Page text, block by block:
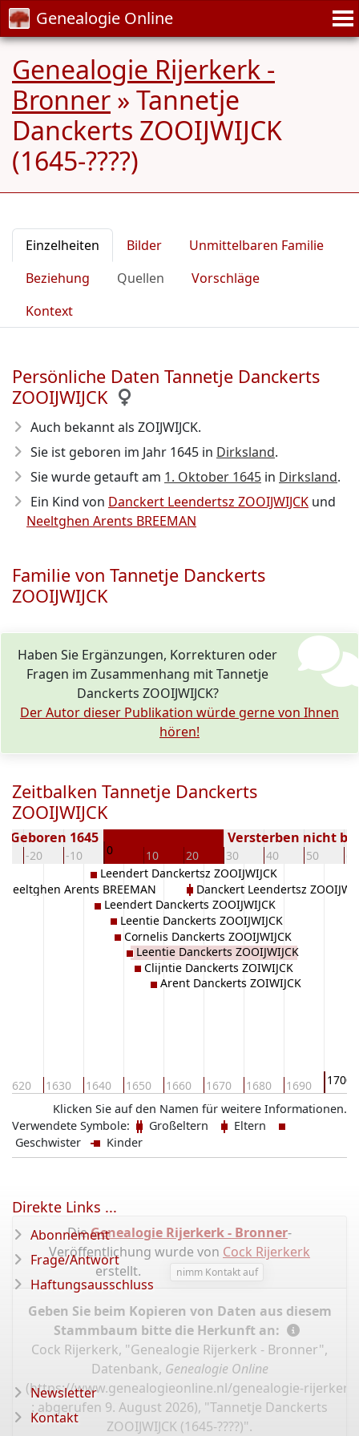
Genealogie Online
Genealogie Rijerkerk -
Bronner » Tannetje
Danckerts ZOOIJWIJCK
(1645-????)
Einzelheiten Bilder
Unmittelbaren Familie
Beziehung
Quellen
Vorschläge
Kontext
Persönliche Daten Tannetje Danckerts
ZOOIJWIJCK
Auch bekannt als ZOIJWIJCK.
Sie ist geboren im Jahr 1645 in Dirksland.
Sie wurde getauft am 1. Oktober 1645 in Dirksland.
Ein Kind von Danckert Leendertsz ZOOIJWIJCK und
Neeltghen Arents BREEMAN
Familie von Tannetje Danckerts
ZOOIJWIJCK
Haben Sie Ergänzungen, Korrekturen oder
Fragen im Zusammenhang mit Tannetje
Danckerts ZOOIJWIJCK?
Der Autor dieser Publikation würde gerne von Ihnen
hören!
Zeitbalken Tannetje Danckerts
ZOOIJWIJCK
-20 -10 0 10 20 30 40 50
Geboren 1645 Versterben nicht
1620 1630 1640 1650 1660 1670 1680 1690 1700
Neeltghen Arents BREEMAN
Leendert Danckertsz ZOOIJWIJCK
Leendert Danckerts ZOOIJWIJCK
Leentie Danckerts ZOOIJWIJCK
Cornelis Danckerts ZOOIJWIJCK
Leentie Danckerts ZOOIJWIJCK
Clijntie Danckerts ZOIWIJCK
Arent Danckerts ZOIWIJCK
Danckert Leendertsz
Klicken Sie auf den Namen für weitere Informationen.
Verwendete Symbole:
Großeltern
Eltern
Geschwister
Kinder
DieGenealogie Rijerkerk - Bronner-
Veröffentlichung wurde von Cock Rijerkerk
erstellt.
nimm Kontakt auf
Geben Sie beim Kopieren von Daten aus diesem
Stammbaum bitte die Herkunft an:
Cock Rijerkerk, "Genealogie Rijerkerk - Bronner",
Datenbank, Genealogie Online
(https://www.genealogieonline.nl/genealogie-
: abgerufen 9. August 2026), "Tannetje Danckerts
ZOOIJWIJCK (1645-????)".
Direkte Links ...
Abonnement
Frage/Antwort
Haftungsausschluss
Newsletter
Kontakt